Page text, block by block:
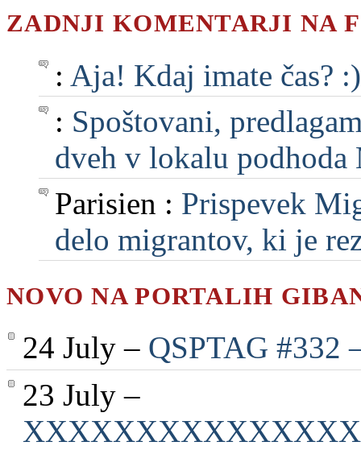
ZADNJI KOMENTARJI NA
: Aja! Kdaj imate čas?
: Spoštovani,
dveh v lokalu
Parisien : Prispevek
delo migrantov, ki je
NOVO NA PORTALIH
24 July – QSPTAG
23 July –